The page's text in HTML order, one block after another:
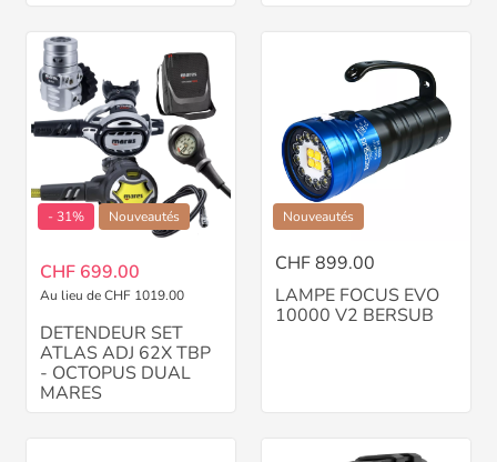
- 31% Nouveautés
CHF 699.00
Au lieu de CHF 1019.00
DETENDEUR SET
ATLAS ADJ 62X TBP
- OCTOPUS DUAL
MARES
Nouveautés
CHF 899.00
LAMPE FOCUS EVO
10000 V2 BERSUB